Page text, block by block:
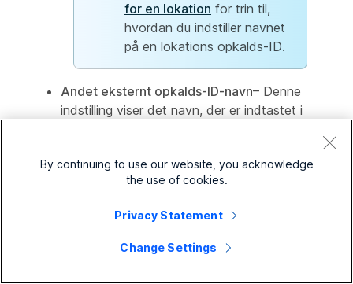
for en lokation for trin til,
hvordan du indstiller navnet
på en lokations opkalds-ID.
Andet eksternt opkalds-ID-navn– Denne
indstilling viser det navn, der er indtastet i
Vælg hvilket Direkte linje opkalds-ID navn
der
— Denne indstilling viser automatisk
By continuing to use our website, you acknowledge
the use of cookies.
Privacy Statement
Change Settings